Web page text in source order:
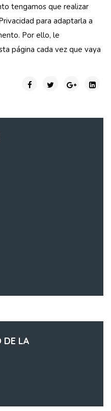
tengamos que realizar
para adaptarla a
Por ello, le
página cada vez que vaya
DE LA